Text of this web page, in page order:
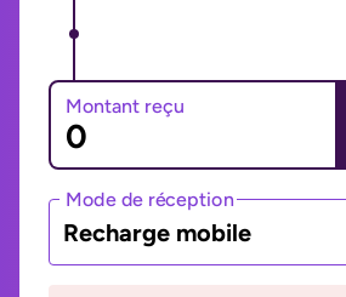
Montant reçu
Mode de réception
Recharge mobile